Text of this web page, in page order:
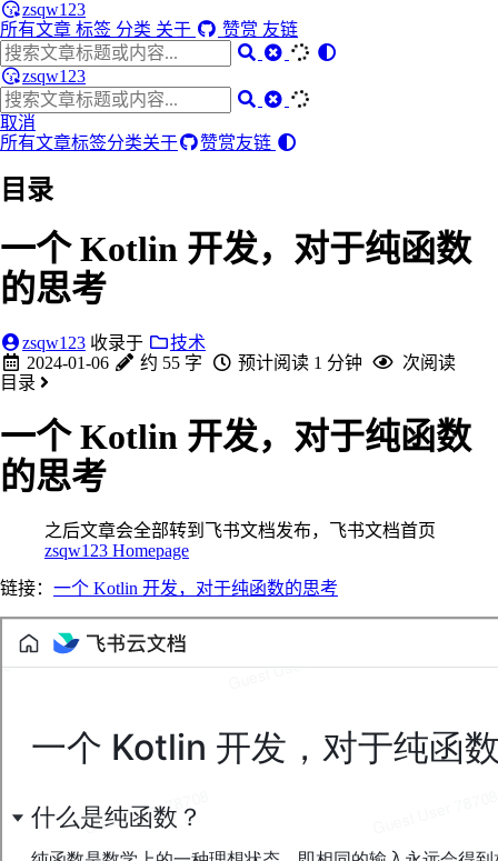
zsqw123
所有文章 标签 分类 关于 赞赏 友链
zsqw123
取消
所有文章标签分类关于 赞赏友链
目录
一个 Kotlin 开发，对于纯函数
的思考
zsqw123 收录于
技术
2024-01-06
约 55 字 预计阅读 1 分钟
次阅读
目录
一个 Kotlin 开发，对于纯函数
的思考
之后文章会全部转到飞书文档发布，飞书文档首页
zsqw123 Homepage
链接： 一个 Kotlin 开发，对于纯函数的思考